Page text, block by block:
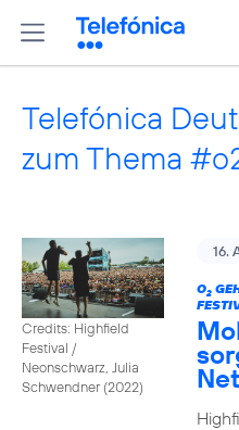
Telefónica
zum Thema
Credits: Highfield
Festival /
Neonschwarz, Julia
Schwendner (2022)
16.
O2